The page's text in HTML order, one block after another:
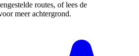
routes, of lees de
meer achtergrond.